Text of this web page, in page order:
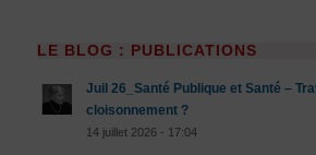
LE BLOG : PUBLICATIONS
Juil 26_Santé Publique et Santé –
cloisonnement ?
14 juillet 2026 - 17:04